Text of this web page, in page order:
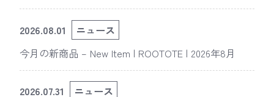
2026.08.01
ニュース
今月の新商品 – New Item | ROOTOTE | 2026年8月
2026.07.31
ニュース